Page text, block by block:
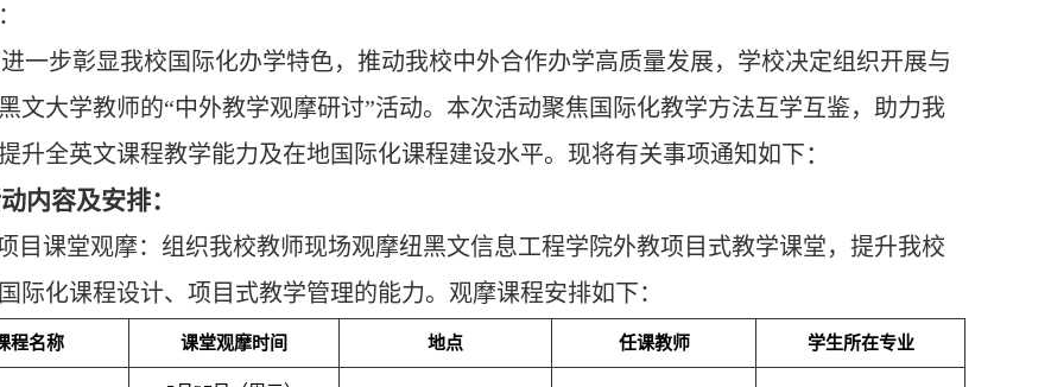
一步彰显我校国际化办学特色，推动我校中外合作办学高质量发展，学校决定组织开展与
文大学教师的“中外教学观摩研讨”活动。本次活动聚焦国际化教学方法互学互鉴，助力我
升全英文课程教学能力及在地国际化课程建设水平。现将有关事项通知如下：
内容及安排：
目课堂观摩：组织我校教师现场观摩纽黑文信息工程学院外教项目式教学课堂，提升我校
际化课程设计、项目式教学管理的能力。观摩课程安排如下：
程名称 课堂观摩时间 地点 任课教师 学生所在专业